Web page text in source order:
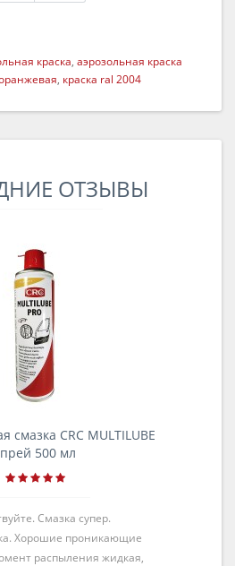
краска, аэрозольная краска
, краска ral 2004
ОТЗЫВЫ
смазка CRC MULTILUBE
500 мл
Смазка супер.
Хорошие проникающие
распыления жидкая,